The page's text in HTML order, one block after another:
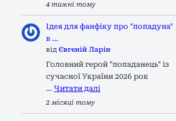
4 тижні тому
Ідея для фанфіку про "попадуна"
в …
від Євгеній Ларін
Головний герой "попаданець" із
сучасної України 2026 рок
… Читати далі
2 місяці тому